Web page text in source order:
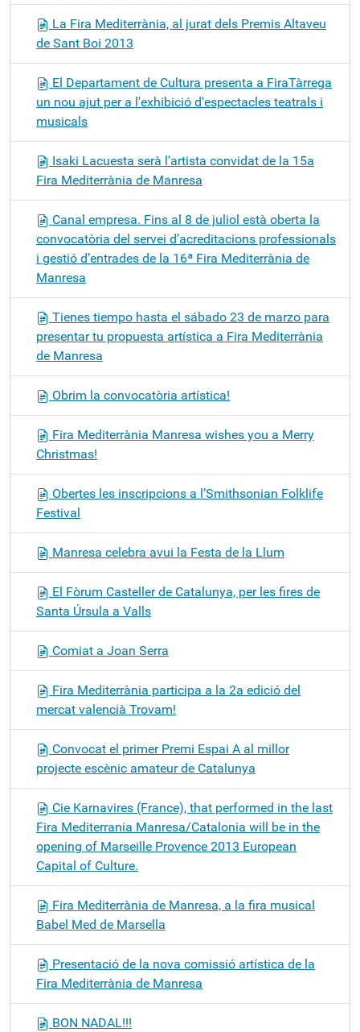
La Fira Mediterrània, al jurat dels Premis Altaveu
de Sant Boi 2013
El Departament de Cultura presenta a FiraTàrrega
un nou ajut per a l'exhibició d'espectacles teatrals i
musicals
Isaki Lacuesta serà l'artista convidat de la 15a
Fira Mediterrània de Manresa
Canal empresa. Fins al 8 de juliol està oberta la
convocatòria del servei d’acreditacions professionals
i gestió d’entrades de la 16ª Fira Mediterrània de
Manresa
Tienes tiempo hasta el sábado 23 de marzo para
presentar tu propuesta artística a Fira Mediterrània
de Manresa
Obrim la convocatòria artística!
Fira Mediterrània Manresa wishes you a Merry
Christmas!
Obertes les inscripcions a l’Smithsonian Folklife
Festival
Manresa celebra avui la Festa de la Llum
El Fòrum Casteller de Catalunya, per les fires de
Santa Úrsula a Valls
Comiat a Joan Serra
Fira Mediterrània participa a la 2a edició del
mercat valencià Trovam!
Convocat el primer Premi Espai A al millor
projecte escènic amateur de Catalunya
Cie Karnavires (France), that performed in the last
Fira Mediterrania Manresa/Catalonia will be in the
opening of Marseille Provence 2013 European
Capital of Culture.
Fira Mediterrània de Manresa, a la fira musical
Babel Med de Marsella
Presentació de la nova comissió artística de la
Fira Mediterrània de Manresa
BON NADAL!!!